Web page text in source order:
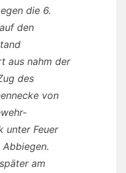
die 6.
den
aus nahm der
des
von
unter Feuer
am